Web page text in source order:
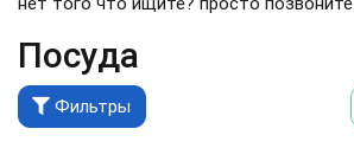
Посуда
Фильтры